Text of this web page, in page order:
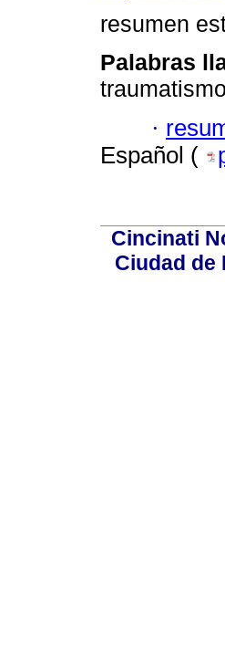
resumen
Palabras
·
Español (
Cincinati
Ciudad de